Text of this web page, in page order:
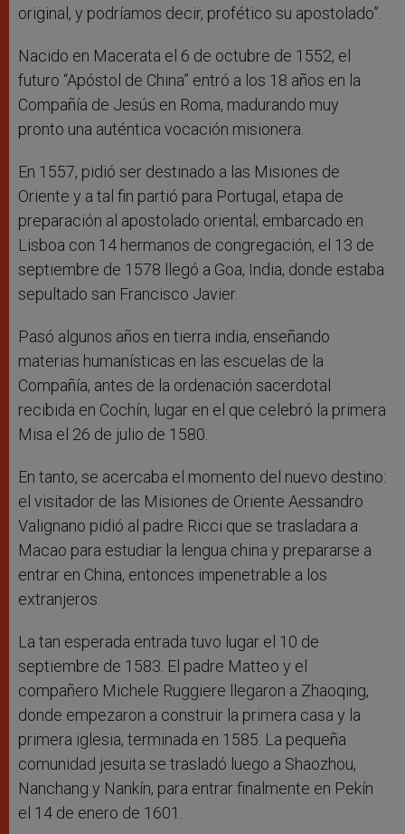
original, y podríamos decir, profético su apostolado”.
Nacido en Macerata el 6 de octubre de 1552, el
futuro “Apóstol de China” entró a los 18 años en la
Compañía de Jesús en Roma, madurando muy
pronto una auténtica vocación misionera.
En 1557, pidió ser destinado a las Misiones de
Oriente y a tal fin partió para Portugal, etapa de
preparación al apostolado oriental; embarcado en
Lisboa con 14 hermanos de congregación, el 13 de
septiembre de 1578 llegó a Goa, India, donde estaba
sepultado san Francisco Javier.
Pasó algunos años en tierra india, enseñando
materias humanísticas en las escuelas de la
Compañía, antes de la ordenación sacerdotal
recibida en Cochín, lugar en el que celebró la primera
Misa el 26 de julio de 1580.
En tanto, se acercaba el momento del nuevo destino:
el visitador de las Misiones de Oriente Aessandro
Valignano pidió al padre Ricci que se trasladara a
Macao para estudiar la lengua china y prepararse a
entrar en China, entonces impenetrable a los
extranjeros.
La tan esperada entrada tuvo lugar el 10 de
septiembre de 1583. El padre Matteo y el
compañero Michele Ruggiere llegaron a Zhaoqing,
donde empezaron a construir la primera casa y la
primera iglesia, terminada en 1585. La pequeña
comunidad jesuita se trasladó luego a Shaozhou,
Nanchang y Nankín, para entrar finalmente en Pekín
el 14 de enero de 1601.